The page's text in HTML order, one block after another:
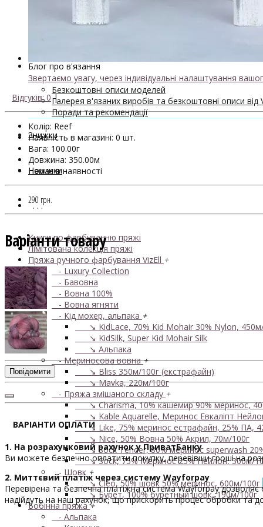
Майстер-класи та описи в'язаних моделей
Інструменти та аксессуари
Блог про в'язання
Безкоштовні описи моделей
Галерея в'язаних виробів та безкоштовні описи від
Поради та рекомендації
Знижки
Новинки
. . .
Книги по фарбуванню пряжі
Лімітована колекція пряжі
Пряжа ручного фарбування VizEll +
- Luxury Collection
- Бавовна
- Вовна 100%
- Вовна ягняти
- Кід мохер, альпака +
↘ KidLace, 70% Kid Mohair 30% Nylon,
↘ KidSilk, Super Kid Mohair Silk
↘ Альпака
- Мериносова вовна+
↘ Bliss 350м/100г (екстрафайн)
↘ Mavka, 220м/100г
- Пряжа змішаного складу +
↘ Charisma, 10% кашемир 90% меринос,
↘ Kable Aquarelle, Меринос Евкаліпт
↘ Like, 75% меринос естрафайн, 25% ПА,
↘ Nice, 50% Вовна 50% Акрил, 70м/100г
↘ Sock Tender, 80% меринос superwash
↘ Sock, 75% Меринос 25% Нейлон, 300м/
- Шовк +
↘ Cleo, 50% шовк 50% меринос, 600м/100г
↘ Бурет, 100% буретный шовк, 190м/100г
Бобінна пряжа+
- Альпака
Звертаємо увагу, через індивідуальні налаштування
Відгуків: 0|
Колір: Reef
Наявність в магазині: 0 шт.
Вага: 100.00г
Довжина: 350.00м
Немає в наявності
290 грн.
Варіанти товару
Повідомити
ВАРІАНТИ ОПЛАТИ
1. На розрахунковий рахунок у ПриватБанку
Ви можете безпечно оплатити покупку, перевівши гроші на
2. Миттєвий платіж через систему Wayforpay
Перевірена та безпечна платіжна система Wayforpay
надійдуть на наш рахунок, що прискорить процес обробки та